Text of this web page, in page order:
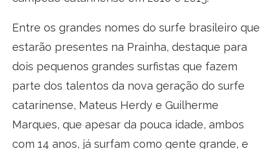
Entre os grandes nomes do surfe brasileiro que
estarão presentes na Prainha, destaque para
dois pequenos grandes surfistas que fazem
parte dos talentos da nova geração do surfe
catarinense, Mateus Herdy e Guilherme
Marques, que apesar da pouca idade, ambos
com 14 anos, já surfam como gente grande, e